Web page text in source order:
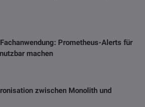
Prometheus-Alerts für
machen
zwischen Monolith und